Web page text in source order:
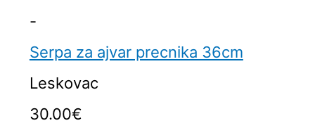
-
Serpa za ajvar precnika 36cm
Leskovac
30.00€